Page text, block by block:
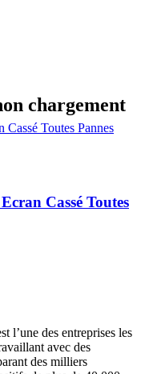
chargement
Cassé Toutes
l’une des entreprises les
avec des
des milliers